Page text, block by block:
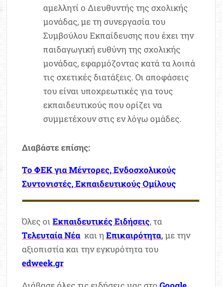
αμελλητί ο Διευθυντής της σχολικής
μονάδας, με τη συνεργασία του
Συμβούλου Εκπαίδευσης που έχει την
παιδαγωγική ευθύνη της σχολικής
μονάδας, εφαρμόζοντας κατά τα λοιπά
τις σχετικές διατάξεις. Οι αποφάσεις
του είναι υποχρεωτικές για τους
εκπαιδευτικούς που ορίζει να
συμμετέχουν στις εν λόγω ομάδες.
Διαβάστε επίσης:
Το ΦΕΚ για Μέντορες, Ενδοσχολικούς
Συντονιστές, Εκπαιδευτικούς Ομίλους
Όλες οιΕκπαιδευτικές Ειδήσεις, τα
Τελευταία Νέα και ηΕπικαιρότητα,με την
αξιοπιστία και την εγκυρότητα του
edweek.gr